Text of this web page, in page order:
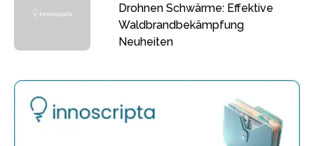
Drohnen Schwärme: Effektive
Waldbrandbekämpfung
Neuheiten